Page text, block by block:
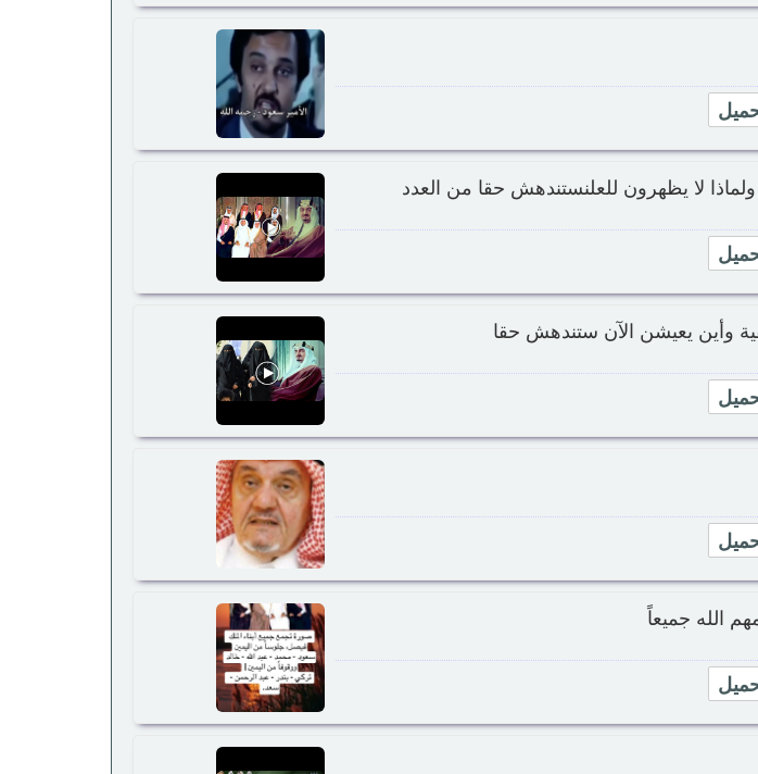
لا يظهرون للعلنستندهش حقا من العدد
وأين يعيشن الآن ستندهش حقا
الله جميعاً